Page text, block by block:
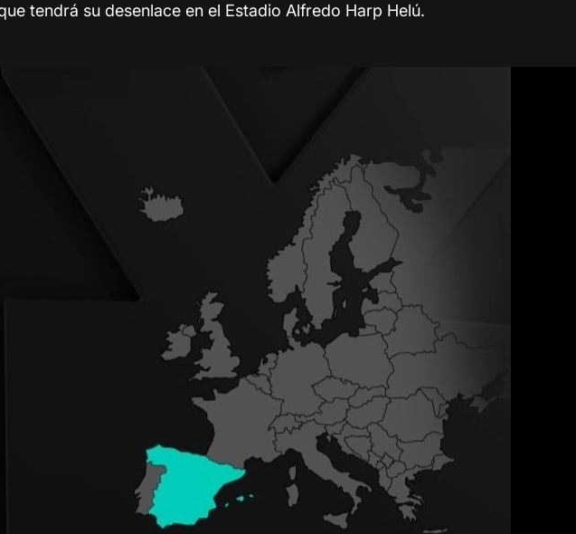
tendrá su desenlace en el Estadio Alfredo Harp Helú.